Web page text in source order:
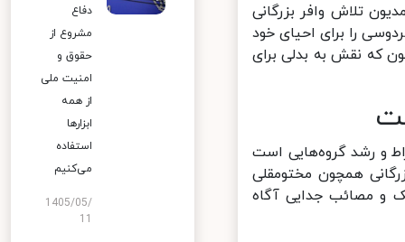
تلاش وافر بزرگانی
را برای احیای خود
که نقش به بدلی برای
و رشد گروه‌هایی است
همچون مختومقلی
و مصائب جدایی آگاه
دفاع
مشروع از
حقوق و
امنیت ملی
از همه
ابزارها
استفاده
می‌کنیم
1405/05/